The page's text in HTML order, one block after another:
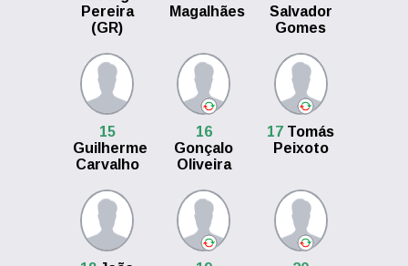
Pereira
(GR)
Magalhães
Salvador
Gomes
15
Guilherme
Carvalho
16
Gonçalo
Oliveira
17 Tomás
Peixoto